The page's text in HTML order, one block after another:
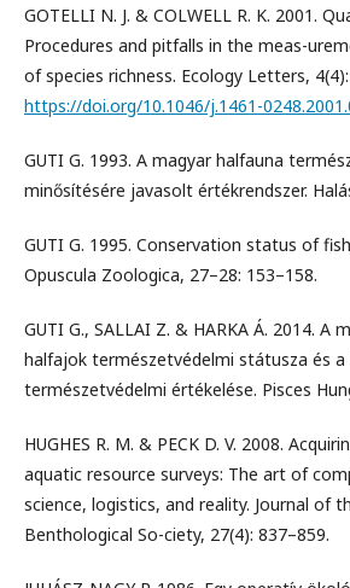
GOTELLI N. J. & COLWELL R. K. 2001.
Procedures and pitfalls in the meas-
of species richness. Ecology Letters,
https://doi.org/10.1046/j.1461-
GUTI G. 1993. A magyar halfauna
minősítésére javasolt értékrendszer.
GUTI G. 1995. Conservation status of
Opuscula Zoologica, 27–28: 153–158.
GUTI G., SALLAI Z. & HARKA Á. 2014. A
halfajok természetvédelmi státusza és a
természetvédelmi értékelése. Pisces
HUGHES R. M. & PECK D. V. 2008.
aquatic resource surveys: The art of
science, logistics, and reality. Journal of
Benthological So-ciety, 27(4): 837–859.